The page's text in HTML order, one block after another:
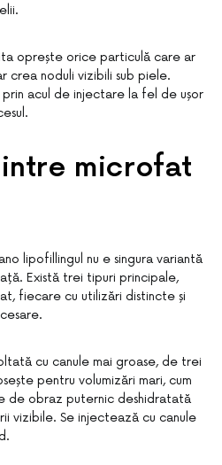
oprește orice particulă care ar
crea noduli vizibili sub piele.
acul de injectare la fel de ușor
microfat
lipofillingul nu e singura variantă
Există trei tipuri principale,
fiecare cu utilizări distincte și
cu canule mai groase, de trei
pentru volumizări mari, cum
de obraz puternic deshidratată
vizibile. Se injectează cu canule